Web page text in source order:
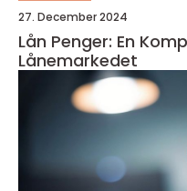
27. December 2024
Lån Penger: En
Lånemarkedet